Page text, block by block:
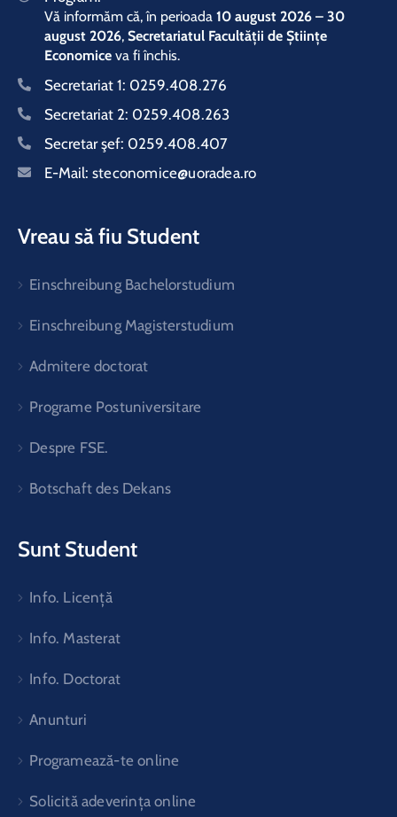
Vă informăm că, în perioada 10 august 2026 – 30
august 2026, Secretariatul Facultății de Științe
Economice va fi închis.
Secretariat 1: 0259.408.276
Secretariat 2: 0259.408.263
Secretar şef: 0259.408.407
E-Mail: steconomice@uoradea.ro
Vreau să fiu Student
Einschreibung Bachelorstudium
Einschreibung Magisterstudium
Admitere doctorat
Programe Postuniversitare
Despre FSE.
Botschaft des Dekans
Sunt Student
Info. Licență
Info. Masterat
Info. Doctorat
Anunturi
Programează-te online
Solicită adeverința online